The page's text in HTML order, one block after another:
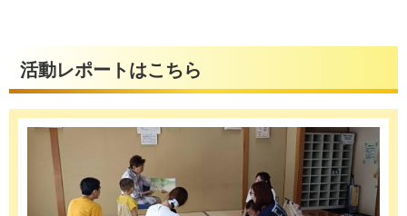
活動レポートはこちら